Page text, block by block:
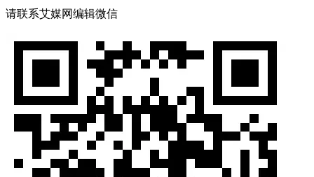
请联系艾媒网编辑微信